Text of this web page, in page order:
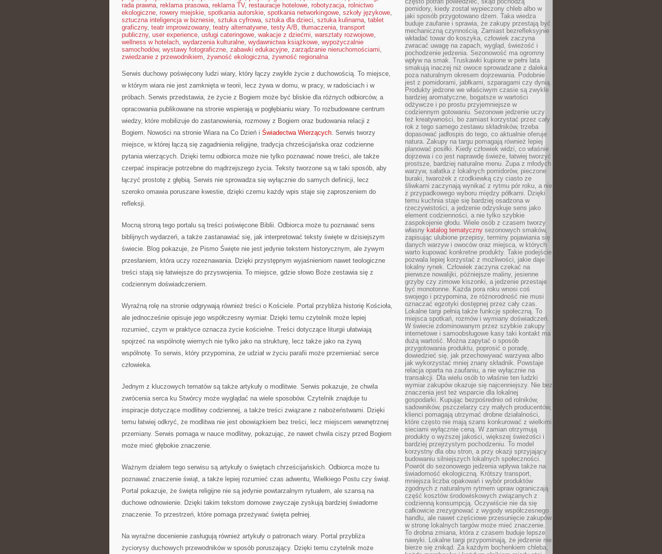
rada prawna, reklama prasowa, reklama TV, restauracje hotelowe, robotyzacja, rolnictwo
ekologiczne, rowery miejskie, spotkania autorskie, spotkania networkingowe, szkoły językowe,
sztuczna inteligencja w biznesie, sztuka cyfrowa, sztuka dla dzieci, sztuka kulinarna, tablet
graficzny, teatr improwizowany, teatry alternatywne, testy A/B, tłumaczenia, transport
publiczny, user experience, usługi cateringowe, wakacje z dziećmi, warsztaty rozwojowe,
wellness w hotelach, wydarzenia kulturalne, wydawnictwa książkowe, wypożyczalnie
samochodów, wystawy fotograficzne, zabawki edukacyjne, zarządzanie nieruchomościami,
zwiedzanie z przewodnikiem, żywność ekologiczna, żywność regionalna
Serwis duchowy poświęcony ludzi wiary, który łączy zwykłe życie z duchowością. To miejsce,
w którym wiara nie jest zamknięta w teorii, lecz żywa w domu, w pracy, w radościach i w
próbach. Serwis przedstawia, że życie z Bogiem może być bliskie dla różnych odbiorców, a
opracowania publikowane na stronie wspierają w pogłębianiu wiary. To rozbudowane centrum
wiedzy, które mobilizuje do zastanowienia, rozmowy z Bogiem oraz budowania relacji z
Bogiem. Nowości na stronie Wiara na Co Dzień i Świadectwa Wierzących. Serwis tworzy
miejsce, w której łączą się zagadnienia religijne, tradycja chrześcijańska oraz codzienne
pytania wierzących. Dzięki temu odbiorca może nie tylko poznawać nowe treści, ale także
czerpać inspiracje potrzebne do mądrzejszego życia. Teksty tworzone są w taki sposób, aby
łączyć prostotę z głębią. Serwis nie sprowadza się wyłącznie do samych definicji, lecz
szeroko omawia poruszane kwestie, dzięki czemu każdy wpis staje się zaproszeniem do
refleksji.
Mocną stroną tego portalu są treści poświęcone Biblii. Odbiorca może tu poznawać sens
biblijnych wydarzeń, a także zastanawiać się, jak interpretować teksty święte w dzisiejszym
świecie. Blog pokazuje, że Pismo Święte nie jest jedynie tekstem historycznym, ale żywym
przesłaniem, która uczy rozeznawania. Dzięki przystępnym wyjaśnieniom nawet teologiczne
treści stają się łatwiejsze do przyswojenia. To miejsce, gdzie słowo Boże zestawia się z
codziennym doświadczeniem.
Wyraźną rolę na stronie odgrywają również treści o Kościele. Portal przybliża historię Kościoła,
ale jednocześnie opisuje jego współczesny wymiar. Dzięki temu czytelnik może lepiej
rozumieć, czym w praktyce oznacza życie kościelne. Treści dotyczące liturgii ułatwiają
spojrzeć na wspólnotę wiernych nie tylko jako na strukturę, lecz także jako na żywą
wspólnotę. To serwis, który przypomina, że udział w życiu parafii może przemieniać serce
człowieka.
Jednym z kluczowych tematów są także artykuły o modlitwie. Serwis pokazuje, że chwila
zwrócenia serca ku Stwórcy może wyglądać na wiele sposobów. Czytelnik znajduje tu
inspiracje dotyczące modlitwy codziennej, a także treści związane z nabożeństwami. Dzięki
temu łatwiej odkryć, że modlitwa nie jest obowiązkiem bez treści, lecz miejscem wewnętrznej
przemiany. Serwis pomaga w nauce modlitwy, pokazując, że nawet chwila ciszy przed Bogiem
może mieć głębokie znaczenie.
Ważnym działem tego serwisu są artykuły o świętach chrześcijańskich. Odbiorca może tu
poznawać znaczenie świąt, a także lepiej rozumieć czas adwentu, Wielkiego Postu czy świąt.
Portal pokazuje, że święta religijne nie są jedynie powtarzalnym rytuałem, ale szansą na
duchowe odnowienie. Dzięki takim tekstom domowe zwyczaje zyskują bardziej świadome
znaczenie. To przestrzeń, które pomaga przeżywać święta pełniej.
Na wyraźne docenienie zasługują również artykuły o patronach wiary. Portal przybliża
życiorysy duchowych przewodników w sposób poruszający. Dzięki temu czytelnik może
pomidory, kiedy został wypieczony chleb albo w
jaki sposób przygotowano dżem. Taka wiedza
buduje zaufanie i sprawia, że zakupy przestają być
mechaniczną czynnością. Zamiast bezrefleksyjnie
wkładać towar do koszyka, człowiek zaczyna
zwracać uwagę na zapach, wygląd, świeżość i
pochodzenie jedzenia. Sezonowość ma ogromny
wpływ na smak. Truskawki kupione w pełni lata
smakują inaczej niż owoce sprowadzane z daleka
poza naturalnym okresem dojrzewania. Podobnie
jest z pomidorami, jabłkami, szparagami czy dynią.
Produkty jedzone we właściwym czasie są zwykle
bardziej aromatyczne, bogatsze w wartości
odżywcze i po prostu przyjemniejsze w
codziennym gotowaniu. Sezonowe jedzenie uczy
też kreatywności, bo zamiast korzystać przez cały
rok z tego samego zestawu składników, trzeba
dopasować jadłospis do tego, co aktualnie oferuje
natura. Zakupy na targu pomagają również lepiej
planować posiłki. Kiedy człowiek widzi, co właśnie
dojrzewa i co jest naprawdę świeże, łatwiej tworzyć
prostsze, bardziej naturalne menu. Zupa z młodych
warzyw, sałatka z lokalnych pomidorów, pieczone
buraki, twarożek z rzodkiewką czy ciasto ze
śliwkami zaczynają wynikać z rytmu pór roku, a nie
z przypadkowego wyboru między półkami. Dzięki
temu kuchnia staje się bardziej osadzona w
rzeczywistości, a jedzenie odzyskuje sens jako
element codzienności, a nie tylko szybkie
zaspokojenie głodu. Wiele osób z czasem tworzy
własny katalog tematyczny sezonowych smaków,
zapisując ulubione przepisy, terminy pojawiania się
danych warzyw i owoców oraz miejsca, w których
warto kupować konkretne produkty. Takie podejście
pozwala lepiej korzystać z możliwości, jakie daje
lokalny rynek. Człowiek zaczyna czekać na
pierwsze nowalijki, późniejsze maliny, jesienne
grzyby czy zimowe kiszonki, a jedzenie przestaje
być monotonne. Każda pora roku wnosi coś
swojego i przypomina, że różnorodność nie musi
oznaczać egzotyki dostępnej przez cały czas.
Lokalne targi pełnią także funkcję społeczną. To
miejsca spotkań, rozmów i wymiany doświadczeń.
W świecie zdominowanym przez szybkie zakupy
internetowe i samoobsługowe kasy taki kontakt ma
dużą wartość. Można zapytać o sposób
przygotowania produktu, poprosić o poradę,
dowiedzieć się, jak przechowywać warzywa albo
jak wykorzystać mniej znany składnik. Powstaje
relacja oparta na zaufaniu, a nie wyłącznie na
transakcji. Dla wielu osób to właśnie ten ludzki
wymiar zakupów okazuje się najcenniejszy. Nie bez
znaczenia jest też wsparcie dla lokalnej
gospodarki. Kupując bezpośrednio od rolników,
sadowników, pszczelarzy czy małych producentów,
klienci pomagają utrzymać drobne działalności,
które często nie mają szans konkurować z wielkimi
sieciami wyłącznie ceną. W zamian otrzymują
produkty o wyższej jakości, większej świeżości i
bardziej przejrzystym pochodzeniu. To model
korzystny dla obu stron, a przy okazji sprzyjający
budowaniu silniejszych lokalnych społeczności.
Powrót do sezonowego jedzenia wpływa także na
świadomość ekologiczną. Krótszy transport,
mniejsza liczba opakowań i wybór produktów
zgodnych z naturalnym rytmem upraw ograniczają
część kosztów środowiskowych związanych z
codzienną konsumpcją. Oczywiście nie da się
całkowicie zrezygnować z wygody współczesnego
handlu, ale nawet częściowe przesunięcie zakupów
w stronę lokalnych targów może mieć znaczenie.
To drobna zmiana, która z czasem buduje lepsze
nawyki. Lokalne targi przypominają, że jedzenie nie
bierze się znikąd. Za każdym bochenkiem chleba,